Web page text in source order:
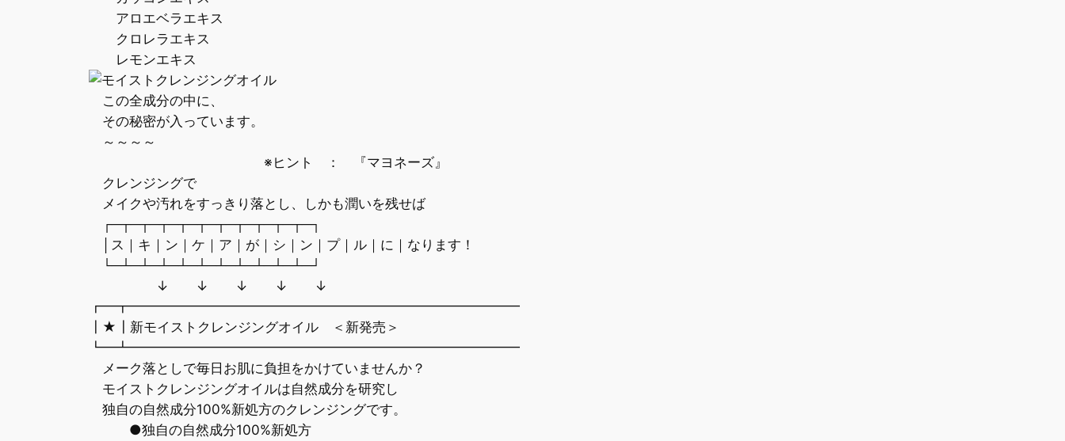
アロエベラエキス
クロレラエキス
レモンエキス
この全成分の中に、
その秘密が入っています。
～～～～
※ヒント ： 『マヨネーズ』
クレンジングで
メイクや汚れをすっきり落とし、しかも潤いを残せば
┌─┬─┬─┬─┬─┬─┬─┬─┬─┬─┬─┐
│ス｜キ｜ン｜ケ｜ア｜が｜シ｜ン｜プ｜ル｜に｜なります！
└─┴─┴─┴─┴─┴─┴─┴─┴─┴─┴─┘
↓ ↓ ↓ ↓ ↓
┏━┳━━━━━━━━━━━━━━━━━━━━━━━━━━━━━
┃★┃新モイストクレンジングオイル ＜新発売＞
┗━┻━━━━━━━━━━━━━━━━━━━━━━━━━━━━━
メーク落としで毎日お肌に負担をかけていませんか？
モイストクレンジングオイルは自然成分を研究し
独自の自然成分100%新処方のクレンジングです。
●独自の自然成分100%新処方